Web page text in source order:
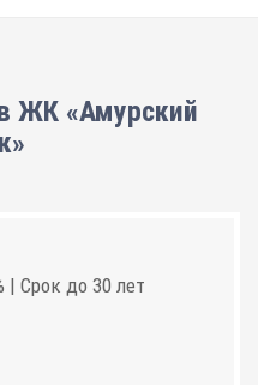
ЖК «Амурский
| Срок до 30 лет